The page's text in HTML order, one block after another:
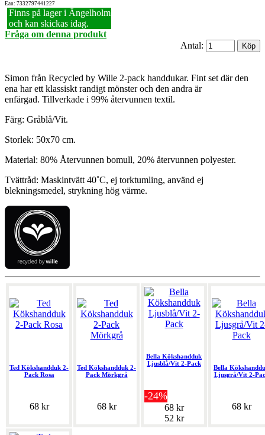
Ean: 7332797441227
Finns på lager i Ängelholm
och kan skickas idag.
Fråga om denna produkt
Antal:
Simon från Recycled by Wille 2-pack handdukar. Fint set där den
ena har ett klassiskt randigt mönster och den andra är
enfärgad. Tillverkade i 99% återvunnen textil.
Färg: Gråblå/Vit.
Storlek: 50x70 cm.
Material: 80% Återvunnen bomull, 20% återvunnen polyester.
Tvättråd: Maskintvätt 40˚C, ej torktumling, använd ej
blekningsmedel, strykning hög värme.
Ted Kökshandduk 2-
Pack Rosa
68 kr
Ted Kökshandduk 2-
Pack Mörkgrå
68 kr
Bella Kökshandduk
Ljusblå/Vit 2-Pack
-24%
68 kr
52 kr
Bella
Ljusgrå/Vit 2-
68 kr